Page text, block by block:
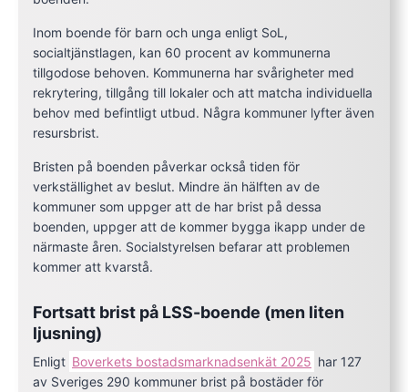
Inom boende för barn och unga enligt SoL,
socialtjänstlagen, kan 60 procent av kommunerna
tillgodose behoven. Kommunerna har svårigheter med
rekrytering, tillgång till lokaler och att matcha individuella
behov med befintligt utbud. Några kommuner lyfter även
resursbrist.
Bristen på boenden påverkar också tiden för
verkställighet av beslut. Mindre än hälften av de
kommuner som uppger att de har brist på dessa
boenden, uppger att de kommer bygga ikapp under de
närmaste åren. Socialstyrelsen befarar att problemen
kommer att kvarstå.
Fortsatt brist på LSS-boende (men liten
ljusning)
Enligt Boverkets bostadsmarknadsenkät 2025 har 127
av Sveriges 290 kommuner brist på bostäder för